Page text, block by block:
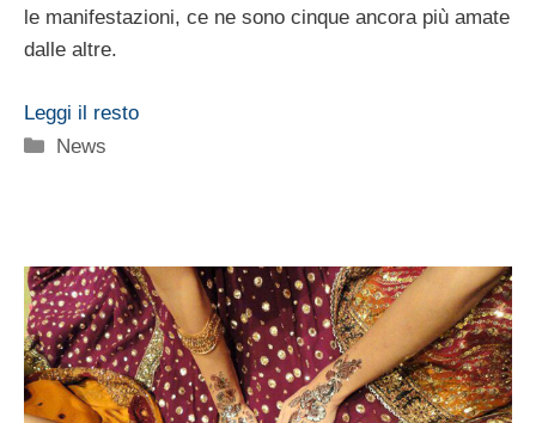
le manifestazioni, ce ne sono cinque ancora più amate
dalle altre.
Leggi il resto
Categorie
News